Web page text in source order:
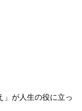
」が人生の役に立っ